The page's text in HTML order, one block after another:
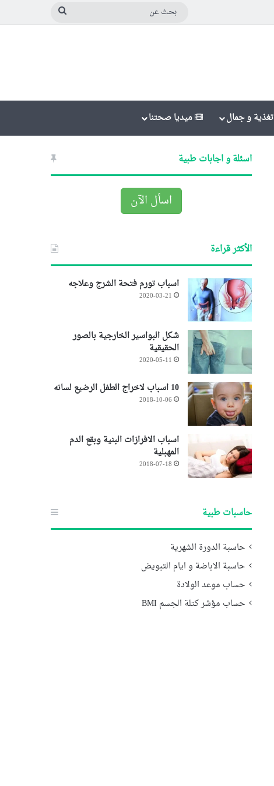
تغذية و جمال ميديا صحتنا
اسئلة و اجابات طبية
اسأل الآن
الأكثر قراءة
اسباب تورم فتحة الشرج وعلاجه
2020-03-21
شكل البواسير الخارجية بالصور
الحقيقية
2020-05-11
10 اسباب لاخراج الطفل الرضيع لسانه
2018-10-06
اسباب الافرازات البنية وبقع الدم
المهبلية
2018-07-18
حاسبات طبية
حاسبة الدورة الشهرية
حاسبة الاباضة و ايام التبويض
حساب موعد الولادة
حساب مؤشر كتلة الجسم BMI